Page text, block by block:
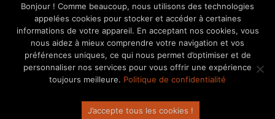
REJOIGNEZ LA
RÉVOLUTION
DE
EN_GB
IT
ES
Bonjour ! Comme beaucoup, nous utilisons des technologies
appelées cookies pour stocker et accéder à certaines
informations de votre appareil. En acceptant nos cookies, vous
nous aidez à mieux comprendre votre navigation et vos
préférences uniques, ce qui nous permet d’optimiser et de
personnaliser nos services pour vous offrir une expérience
toujours meilleure. Politique de confidentialité
J’accepte tous les cookies !